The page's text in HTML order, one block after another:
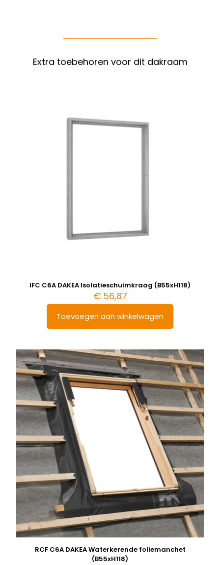
Extra toebehoren voor dit dakraam
IFC C6A DAKEA Isolatieschuimkraag (B55xH118)
€56,87
Toevoegen aan winkelwagen
RCF C6A DAKEA Waterkerende foliemanchet
(B55xH118)